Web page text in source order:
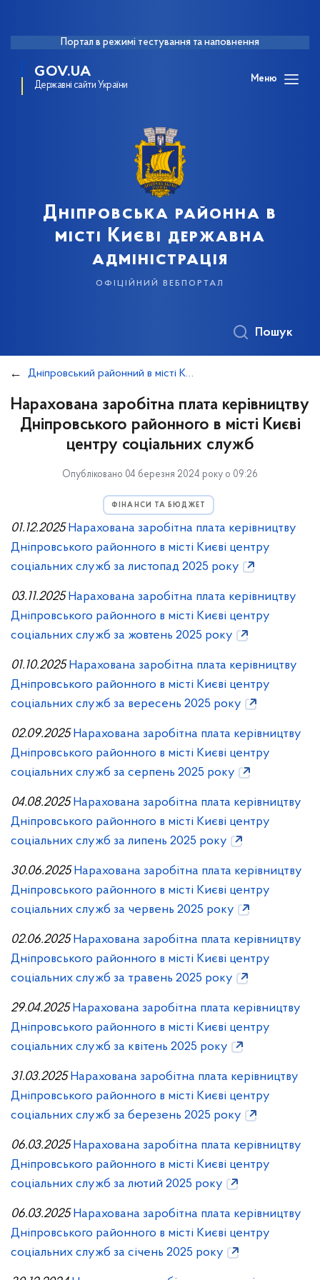
Портал в режимі тестування та наповнення
GOV.UA
Державні сайти України
Меню
Дніпровська районна в
місті Києві державна
адміністрація
офіційний вебпортал
Пошук
Дніпровський районний в місті Києві центр соціальних служб
Нарахована заробітна плата керівництву
Дніпровського районного в місті Києві
центру соціальних служб
Опубліковано 04 березня 2024 року о 09:26
ФІНАНСИ ТА БЮДЖЕТ
01.12.2025 Нарахована заробітна плата керівництву
Дніпровського районного в місті Києві центру
соціальних служб за листопад 2025 року
03.11.2025 Нарахована заробітна плата керівництву
Дніпровського районного в місті Києві центру
соціальних служб за жовтень 2025 року
01.10.2025Нарахована заробітна плата керівництву
Дніпровського районного в місті Києві центру
соціальних служб за вересень 2025 року
02.09.2025 Нарахована заробітна плата керівництву
Дніпровського районного в місті Києві центру
соціальних служб за серпень 2025 року
04.08.2025 Нарахована заробітна плата керівництву
Дніпровського районного в місті Києві центру
соціальних служб за липень 2025 року
30.06.2025 Нарахована заробітна плата керівництву
Дніпровського районного в місті Києві центру
соціальних служб за червень 2025 року
02.06.2025Нарахована заробітна плата керівництву
Дніпровського районного в місті Києві центру
соціальних служб за травень 2025 року
29.04.2025 Нарахована заробітна плата керівництву
Дніпровського районного в місті Києві центру
соціальних служб за квітень 2025 року
31.03.2025 Нарахована заробітна плата керівництву
Дніпровського районного в місті Києві центру
соціальних служб за березень 2025 року
06.03.2025 Нарахована заробітна плата керівництву
Дніпровського районного в місті Києві центру
соціальних служб за лютий 2025 року
06.03.2025 Нарахована заробітна плата керівництву
Дніпровського районного в місті Києві центру
соціальних служб за січень 2025 року